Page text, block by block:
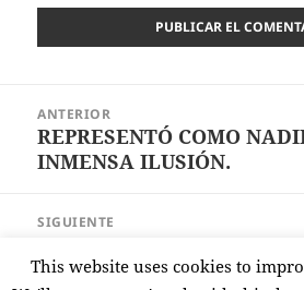
entradas
ANTERIOR
Entrada
anterior:
REPRESENTÓ COMO
INMENSA ILUSIÓN.
SIGUIENTE
siguiente:
COMIENZA A OLVIDARSE.
This website uses cookies to